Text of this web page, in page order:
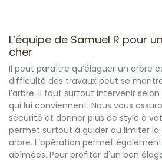
L’équipe de Samuel R pour
cher
Il peut paraître qu’élaguer un arbre
difficulté des travaux peut se
l’arbre. Il faut surtout intervenir
qui lui conviennent. Nous vous
sécurité et donner plus de style à
permet surtout à guider ou limiter la
arbre. L’opération permet
abîmées. Pour profiter d'un bon